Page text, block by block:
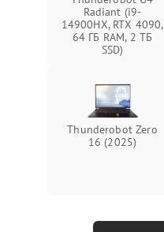
Radiant (i9-
14900HX, RTX 4090,
64 ГБ RAM, 2 ТБ
SSD)
Thunderobot Zero
16 (2025)